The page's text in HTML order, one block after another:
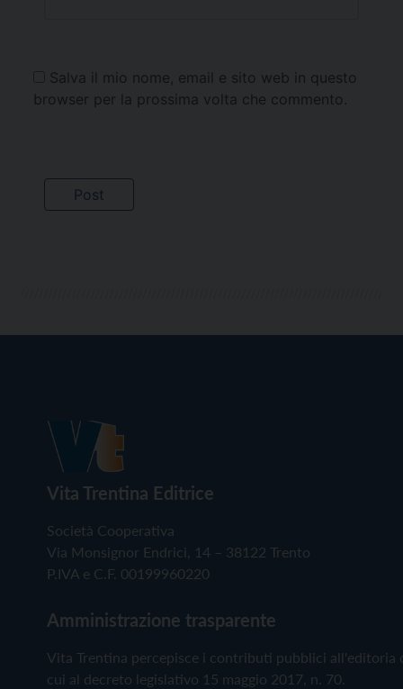
Salva il mio nome, email e sito web in questo
browser per la prossima volta che commento.
Vita Trentina Editrice
Società Cooperativa
Via Monsignor Endrici, 14 – 38122 Trento
P.IVA e C.F. 00199960220
Amministrazione trasparente
Vita Trentina percepisce i contributi pubblici all'editoria
cui al decreto legislativo 15 maggio 2017, n. 70.